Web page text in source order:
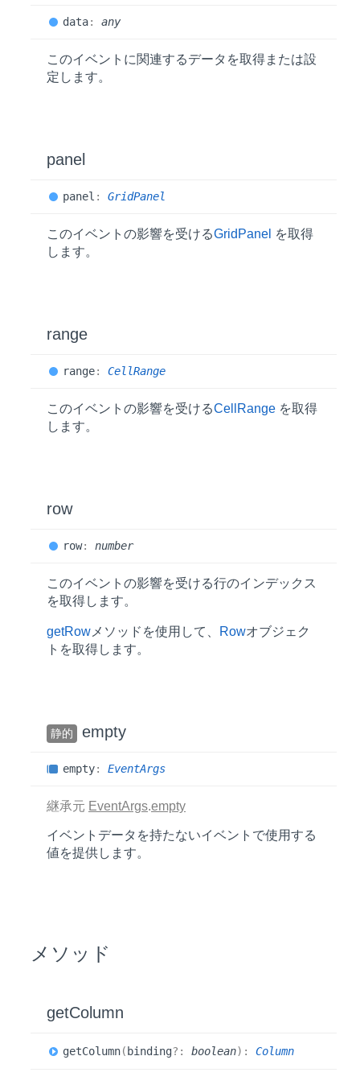
data: any
このイベントに関連するデータを取得または設
定します。
panel
panel : GridPanel
このイベントの影響を受けるGridPanel を取得
します。
range
range: CellRange
このイベントの影響を受けるCellRange を取得
します。
row
row: number
このイベントの影響を受ける行のインデックス
を取得します。
getRow メソッドを使用して、 Rowオブジェク
トを取得します。
静的 empty
empty: EventArgs
継承元 EventArgs.empty
イベントデータを持たないイベントで使用する
値を提供します。
メソッド
getColumn
getColumn( binding?: boolean) : Column